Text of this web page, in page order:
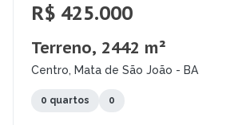
R$ 425.000
Terreno, 2442 m²
Centro, Mata de São João - BA
0 quartos 0